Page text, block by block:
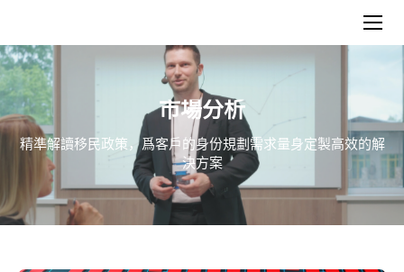
市場分析
精準解讀移民政策，爲客戶的身份規劃需求量身定製高效的解
決方案